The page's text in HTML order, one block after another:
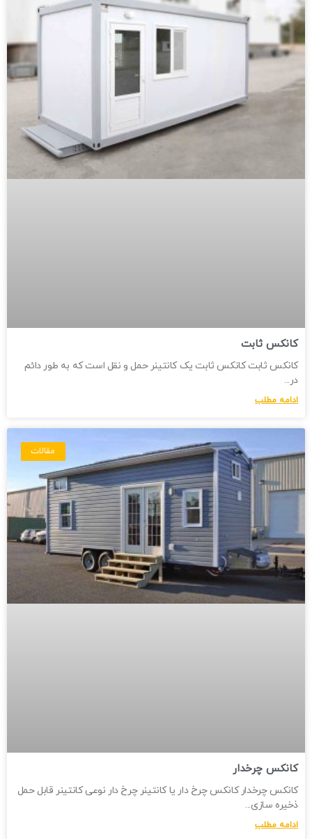
کانکس ثابت
کانکس ثابت کانکس ثابت یک کانتینر حمل و نقل است که به طور دائم
در
ادامه مطلب
مقالات
کانکس چرخدار
کانکس چرخدار کانکس چرخ دار یا کانتینر چرخ دار نوعی کانتینر قابل حمل
ذخیره سازی
ادامه مطلب